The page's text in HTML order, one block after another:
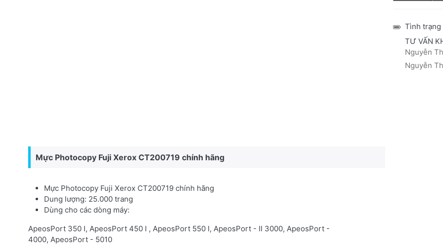
Tình trạng
TƯ VẤN
Nguyễn
Nguyễn
Mực Photocopy Fuji Xerox CT200719 chính hãng
Mực Photocopy Fuji Xerox CT200719 chính hãng
Dung lượng: 25.000 trang
Dùng cho các dòng máy:
ApeosPort 350 I, ApeosPort 450 I , ApeosPort 550 I, ApeosPort - II 3000, ApeosPort -
4000, ApeosPort - 5010